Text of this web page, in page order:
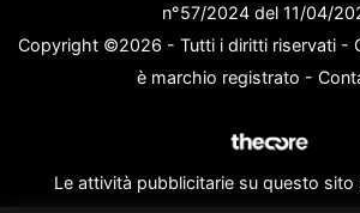
n°57/2024 del 11/04/
Copyright ©2026 - Tutti i diritti riservati -
è marchio registrato -
Le attività pubblicitarie su questo